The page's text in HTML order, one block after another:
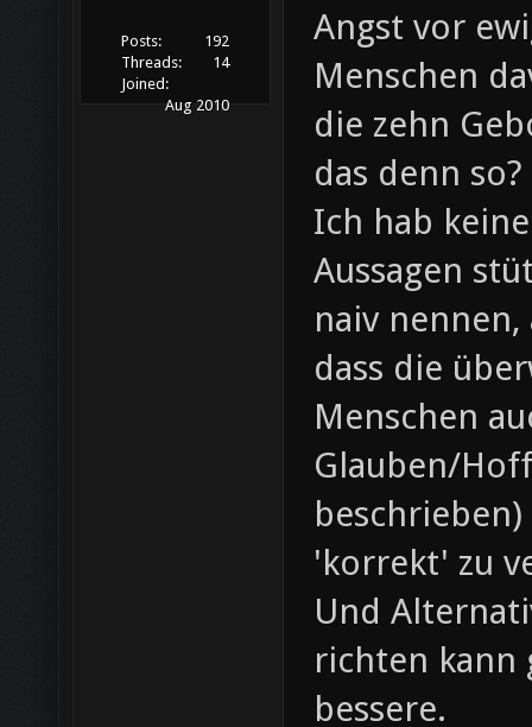
Posts:
192
Threads:
14
Joined:
Aug 2010
Angst vor
Menschen
die zehn
das denn so?
Ich hab
Aussagen
naiv
dass die
Menschen
Glauben/
'korrekt' zu
Und
richten kann
bessere.